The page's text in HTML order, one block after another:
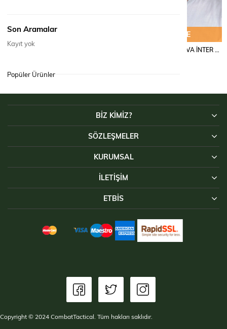
SEPETE EKLE
KAR BAŞLIĞI ÖRME KAMUFLAJ - 008
SEPETE EKLE
BİZ KİMİZ?
SÖZLEŞMELER
KURUMSAL
İLETIŞIM
ETBİS
Copyright © 2024 CombatTactical. Tüm hakları saklıdır.
Son Aramalar
Kayıt yok
Popüler Ürünler